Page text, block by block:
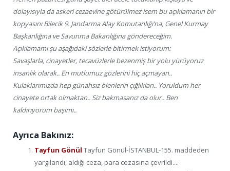
dolayısıyla da askeri cezaevine götürülmez isem bu açıklamanın bir
kopyasını Bilecik 9. Jandarma Alay Komutanlığı’na, Genel Kurmay
Başkanlığına ve Savunma Bakanlığına göndereceğim.
Açıklamamı şu aşağıdaki sözlerle bitirmek istiyorum:
Savaşlarla, cinayetler, tecavüzlerle bezenmiş bir yolu yürüyoruz
insanlık olarak.. En mutlumuz gözlerini hiç açmayan..
Kulaklarımızda hep günahsız ölenlerin çığlıkları.. Yoruldum her
cinayete ortak olmaktan.. Siz bakmasanız da olur.. Ben
kaldırıyorum başımı..
Ayrıca Bakınız:
Tayfun Gönül Tayfun Gönül-İSTANBUL-155. maddeden
yargılandı, aldığı ceza, para cezasına çevrildi....